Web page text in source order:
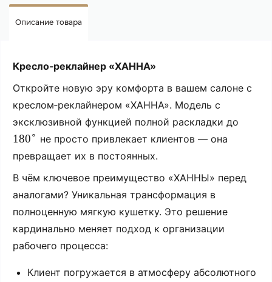
Описание товара
Кресло‑реклайнер «ХАННА»
Откройте новую эру комфорта в вашем салоне с
креслом‑реклайнером «ХАННА». Модель с
эксклюзивной функцией полной раскладки до
180 ∘ не просто привлекает клиентов — она
превращает их в постоянных.
В чём ключевое преимущество «ХАННЫ» перед
аналогами? Уникальная трансформация в
полноценную мягкую кушетку. Это решение
кардинально меняет подход к организации
рабочего процесса:
Клиент погружается в атмосферу абсолютного